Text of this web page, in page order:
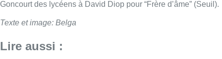
Goncourt des lycéens à David Diop pour “Frère d’âme” (Seuil).
Texte et image: Belga
Lire aussi :